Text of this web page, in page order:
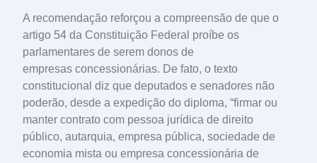
A recomendação reforçou a compreensão de que o
artigo 54 da Constituição Federal proíbe os
parlamentares de serem donos de
empresas concessionárias. De fato, o texto
constitucional diz que deputados e senadores não
poderão, desde a expedição do diploma, “firmar ou
manter contrato com pessoa jurídica de direito
público, autarquia, empresa pública, sociedade de
economia mista ou empresa concessionária de